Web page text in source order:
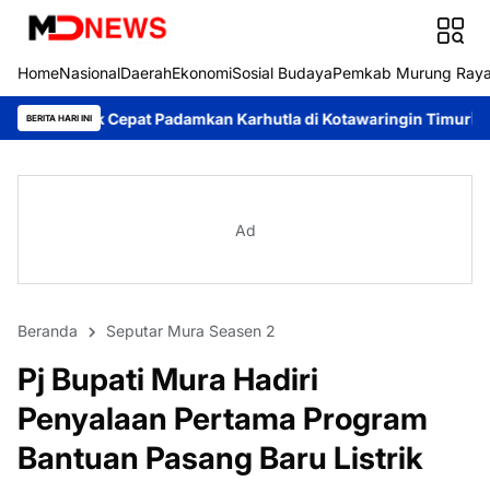
HomeNasionalDaerahEkonomiSosial BudayaPemkab Murung
BERITA HARI INIKarhutla di Kotawaringin Timur Pemkab Murung
Ad
Beranda Seputar Mura Seasen 2
Pj Bupati Mura Hadiri
Penyalaan Pertama Program
Bantuan Pasang Baru Listrik